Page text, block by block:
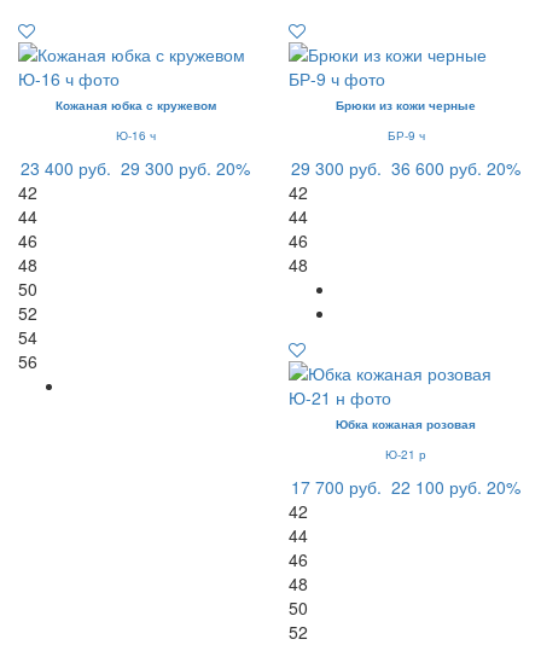
Кожаная юбка с кружевом
Ю-16 ч
23 400 руб. 29 300 руб. 20%
42
44
46
48
50
52
54
56
Брюки из кожи черные
БР-9 ч
29 300 руб. 36 600 руб. 20%
42
44
46
48
Юбка кожаная розовая
Ю-21 р
17 700 руб. 22 100 руб. 20%
42
44
46
48
50
52